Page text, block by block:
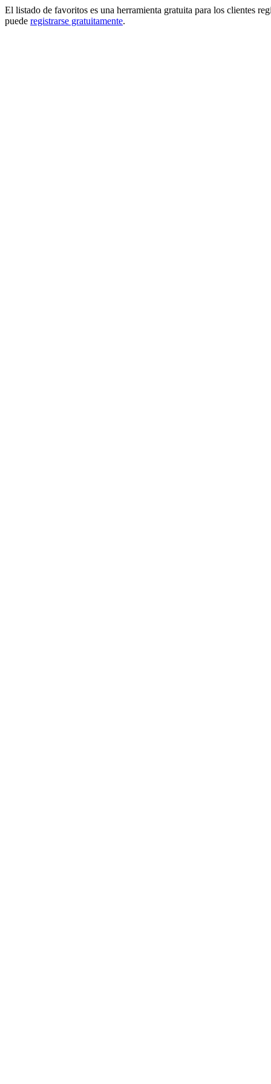
El listado de favoritos es una herramienta gratuita para los clientes
puede registrarse gratuitamente.